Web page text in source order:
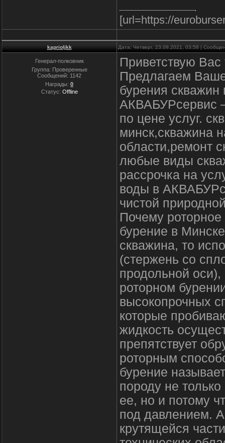
[url=https://
kaprioljkk Дата: Четверг, 23.09.2021, 03:58 |
Генерал-полковник
Группа: Проверенные
Сообщений: 1142
Награды: 0
Статус: Offline
Приветствую
Предлагаем
бурения
АКВАБУРсервис
по цене услуг.
минск,скважина
области,ремонт
любые виды
рассрочка на
воды в
чистой
Почему
бурение в
скважина, то
(стержень со
продольной
роторном
высокопрочных
которые
жидкость
препятствует
роторным
бурение
породу не
ее, но и потому
под давлением.
крутящейся